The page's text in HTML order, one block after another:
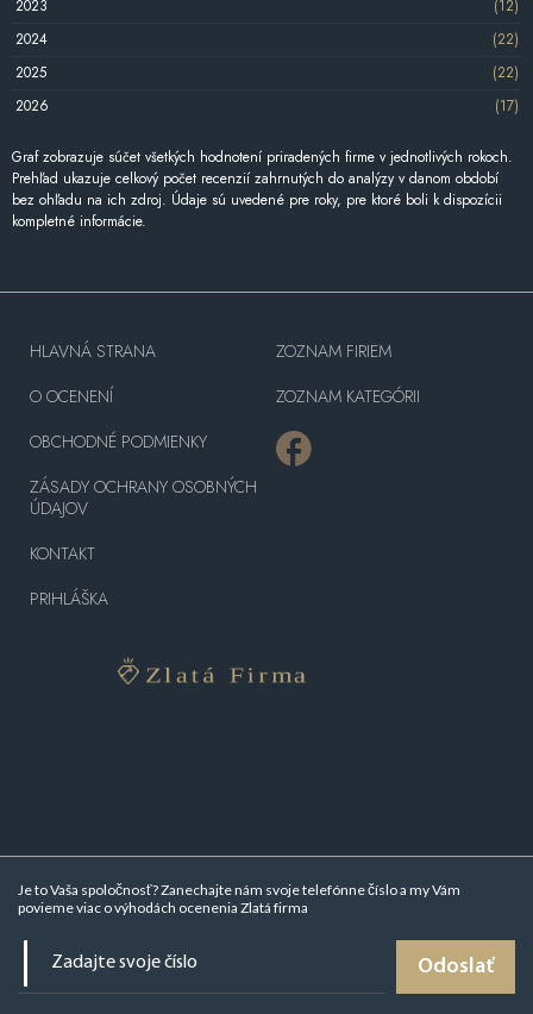
2023
(12)
2024
(22)
2025
(22)
2026
(17)
Graf zobrazuje súčet všetkých hodnotení priradených firme v jednotlivých rokoch.
Prehľad ukazuje celkový počet recenzií zahrnutých do analýzy v danom období
bez ohľadu na ich zdroj. Údaje sú uvedené pre roky, pre ktoré boli k dispozícii
kompletné informácie.
Je to Vaša spoločnosť? Zanechajte nám svoje telefónne číslo a my Vám
povieme viac ovýhodách ocenenia Zlatá firma
Odoslať
HLAVNÁ STRANA
O OCENENÍ
OBCHODNÉ PODMIENKY
ZÁSADY OCHRANY OSOBNÝCH
ÚDAJOV
KONTAKT
PRIHLÁŠKA
ZOZNAM FIRIEM
ZOZNAM KATEGÓRII